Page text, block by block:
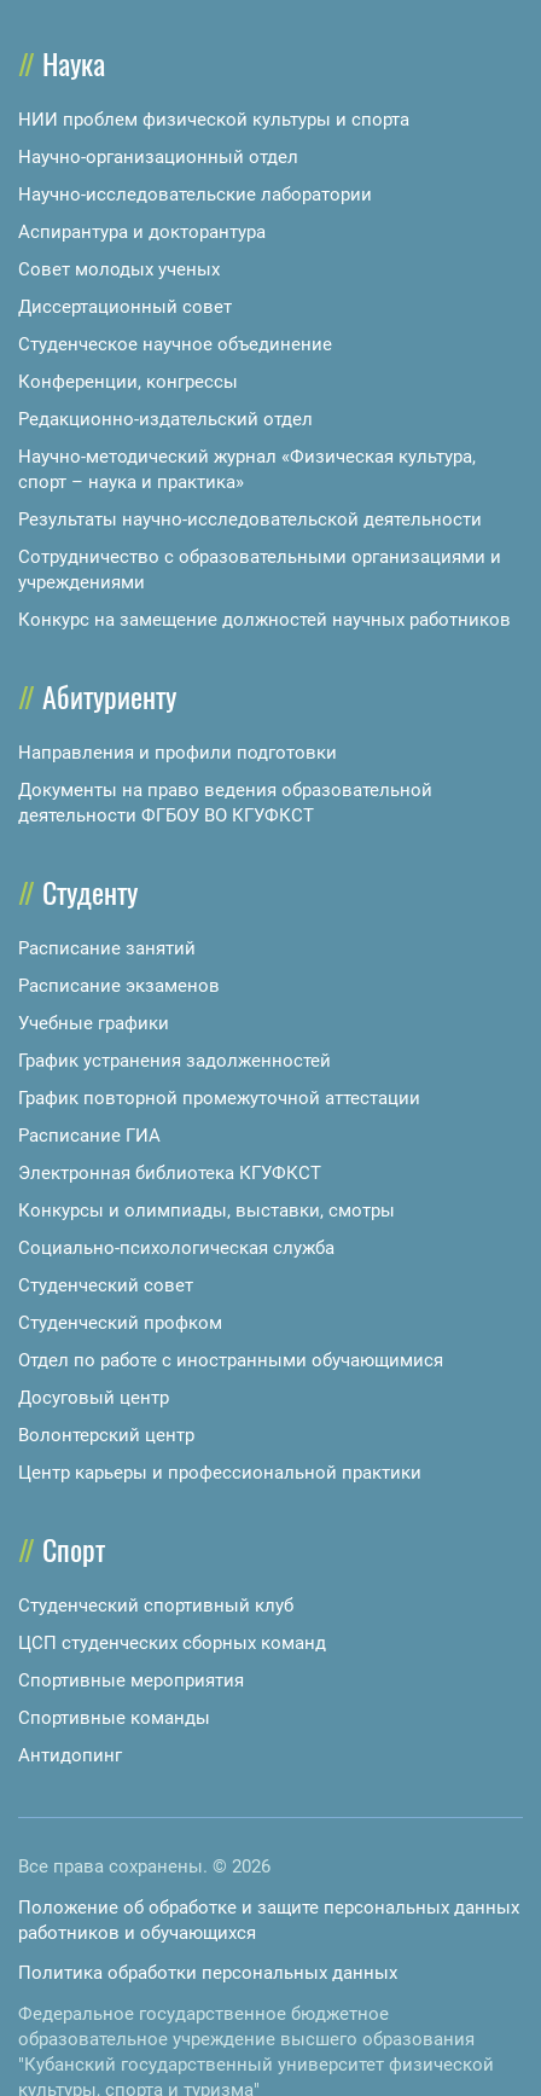
Наука
НИИ проблем физической культуры и спорта
Научно-организационный отдел
Научно-исследовательские лаборатории
Аспирантура и докторантура
Совет молодых ученых
Диссертационный совет
Студенческое научное объединение
Конференции, конгрессы
Редакционно-издательский отдел
Научно-методический журнал «Физическая культура,
спорт – наука и практика»
Результаты научно-исследовательской деятельности
Сотрудничество с образовательными организациями и
учреждениями
Конкурс на замещение должностей научных работников
Абитуриенту
Направления и профили подготовки
Документы на право ведения образовательной
деятельности ФГБОУ ВО КГУФКСТ
Студенту
Расписание занятий
Расписание экзаменов
Учебные графики
График устранения задолженностей
График повторной промежуточной аттестации
Расписание ГИА
Электронная библиотека КГУФКСТ
Конкурсы и олимпиады, выставки, смотры
Социально-психологическая служба
Студенческий совет
Студенческий профком
Отдел по работе с иностранными обучающимися
Досуговый центр
Волонтерский центр
Центр карьеры и профессиональной практики
Спорт
Студенческий спортивный клуб
ЦСП студенческих сборных команд
Спортивные мероприятия
Спортивные команды
Антидопинг
Все права сохранены. © 2026
Положение об обработке и защите персональных данных
работников и обучающихся
Политика обработки персональных данных
Федеральное государственное бюджетное
образовательное учреждение высшего образования
"Кубанский государственный университет физической
культуры, спорта и туризма"